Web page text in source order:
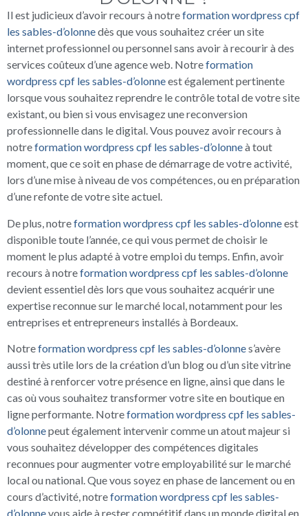
Il est judicieux d’avoir recours à notreformation wordpress cpf
les sables-d’olonnedès que vous souhaitez créer un site
internet professionnel ou personnel sans avoir à recourir à des
services coûteux d’une agence web. Notreformation
wordpress cpf les sables-d’olonneest également pertinente
lorsque vous souhaitez reprendre le contrôle total de votre site
existant, ou bien si vous envisagez une reconversion
professionnelle dans le digital. Vous pouvez avoir recours à
notreformation wordpress cpf les sables-d’olonneà tout
moment, que ce soit en phase de démarrage de votre activité,
lors d’une mise à niveau de vos compétences, ou en préparation
d’une refonte de votre site actuel.
De plus, notreformation wordpress cpf les sables-d’olonneest
disponible toute l’année, ce qui vous permet de choisir le
moment le plus adapté à votre emploi du temps. Enfin, avoir
recours à notreformation wordpress cpf les sables-d’olonne
devient essentiel dès lors que vous souhaitez acquérir une
expertise reconnue sur le marché local, notamment pour les
entreprises et entrepreneurs installés à Bordeaux.
Notreformation wordpress cpf les sables-d’olonnes’avère
aussi très utile lors de la création d’un blog ou d’un site vitrine
destiné à renforcer votre présence en ligne, ainsi que dans le
cas où vous souhaitez transformer votre site en boutique en
ligne performante. Notreformation wordpress cpf les sables-
d’olonnepeut également intervenir comme un atout majeur si
vous souhaitez développer des compétences digitales
reconnues pour augmenter votre employabilité sur le marché
local ou national. Que vous soyez en phase de lancement ou en
cours d’activité, notreformation wordpress cpf les sables-
d’olonnevous aide à rester compétitif dans un monde digital en